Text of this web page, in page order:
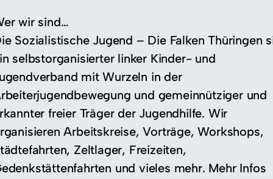
wir sind…
Sozialistische Jugend – Die Falken Thüringen
selbstorganisierter linker Kinder- und
mit Wurzeln in der
und gemeinnütziger und
freier Träger der Jugendhilfe. Wir
Arbeitskreise, Vorträge, Workshops,
Zeltlager, Freizeiten,
und vieles mehr. Mehr Infos